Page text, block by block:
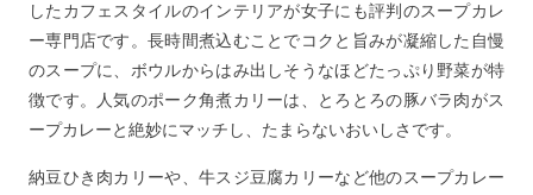
したカフェスタイルのインテリアが女子にも評判のスープカレ
ー専門店です。長時間煮込むことでコクと旨みが凝縮した自慢
のスープに、ボウルからはみ出しそうなほどたっぷり野菜が特
徴です。人気のポーク角煮カリーは、とろとろの豚バラ肉がス
ープカレーと絶妙にマッチし、たまらないおいしさです。
納豆ひき肉カリーや、牛スジ豆腐カリーなど他のスープカレー